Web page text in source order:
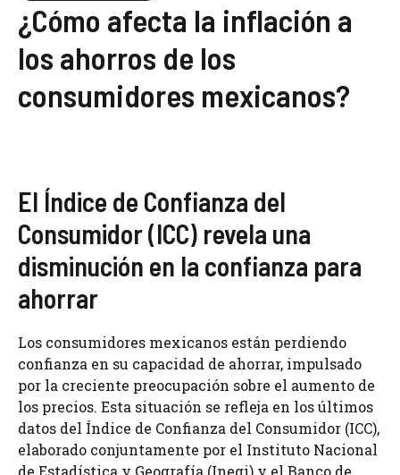
¿Cómo afecta la inflación a
los ahorros de los
consumidores mexicanos?
El Índice de Confianza del
Consumidor (ICC) revela una
disminución en la confianza para
ahorrar
Los consumidores mexicanos están perdiendo
confianza en su capacidad de ahorrar, impulsado
por la creciente preocupación sobre el aumento de
los precios. Esta situación se refleja en los últimos
datos del Índice de Confianza del Consumidor (ICC),
elaborado conjuntamente por el Instituto Nacional
de Estadística y Geografía (Inegi) y el Banco de